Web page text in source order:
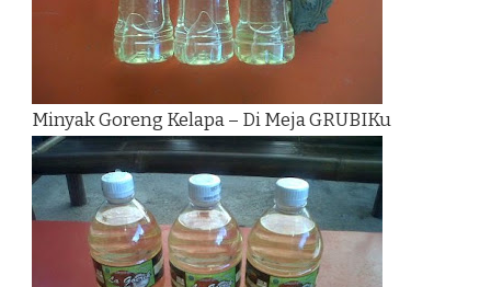
Minyak Goreng Kelapa – Di Meja GRUBIKu